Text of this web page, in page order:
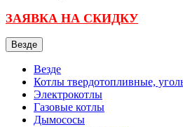
ЗАЯВКА НА СКИДКУ
Везде
Везде
Котлы твердотопливные,
Электрокотлы
Газовые котлы
Дымососы